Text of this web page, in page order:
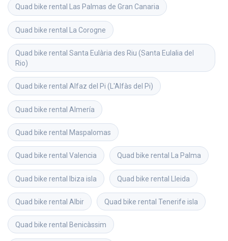
Quad bike rental Las Palmas de Gran Canaria
Quad bike rental La Corogne
Quad bike rental Santa Eulària des Riu (Santa Eulalia del
Rio)
Quad bike rental Alfaz del Pi (L'Alfàs del Pi)
Quad bike rental Almería
Quad bike rental Maspalomas
Quad bike rental Valencia Quad bike rental La Palma
Quad bike rental Ibiza isla Quad bike rental Lleida
Quad bike rental Albir Quad bike rental Tenerife isla
Quad bike rental Benicàssim